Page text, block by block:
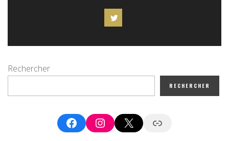
Rechercher
RECHERCHER
FacebookInstagram
X Google News